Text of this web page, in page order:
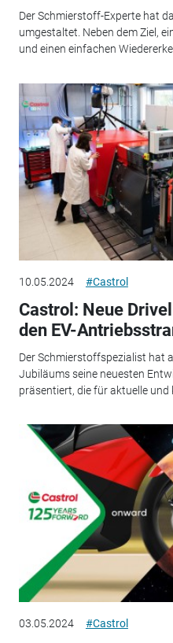
Der Schmierstoff-Experte hat
umgestaltet. Neben dem Ziel,
und einen einfachen
10.05.2024 #Castrol
Castrol: Neue
den EV-
Der Schmierstoffspezialist hat
Jubiläums seine neuesten
präsentiert, die für aktuelle und
03.05.2024 #Castrol